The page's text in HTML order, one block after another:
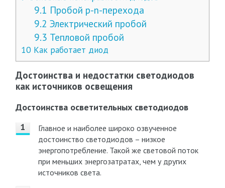
9.1 Пробой p-n-перехода
9.2 Электрический пробой
9.3 Тепловой пробой
10Как работает диод
Достоинства и недостатки светодиодов
как источников освещения
Достоинства осветительных светодиодов
Главное и наиболее широко озвученное
достоинство светодиодов – низкое
энергопотребление. Такой же световой поток
при меньших энергозатратах, чем у других
источников света.